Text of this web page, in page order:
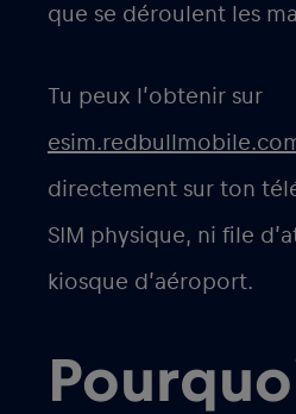
que se déroulent les
Tu peux l’obtenir sur
directement sur ton
SIM physique, ni file
kiosque d’aéroport.